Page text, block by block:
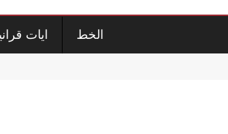
الخط ايات